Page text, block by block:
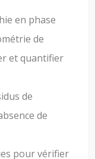
en phase
de
et quantifier
de
de
pour vérifier